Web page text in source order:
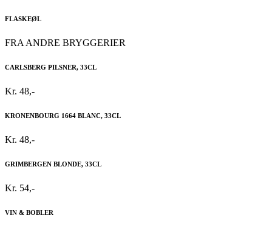
FLASKEØL
FRA ANDRE BRYGGERIER
CARLSBERG PILSNER, 33CL
Kr. 48,-
KRONENBOURG 1664 BLANC, 33CL
Kr. 48,-
GRIMBERGEN BLONDE, 33CL
Kr. 54,-
VIN & BOBLER